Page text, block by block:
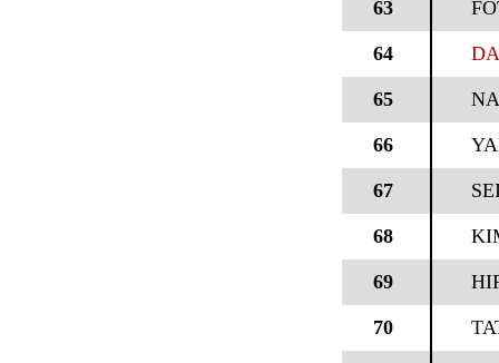
63
64
65
66
67
68
69
70